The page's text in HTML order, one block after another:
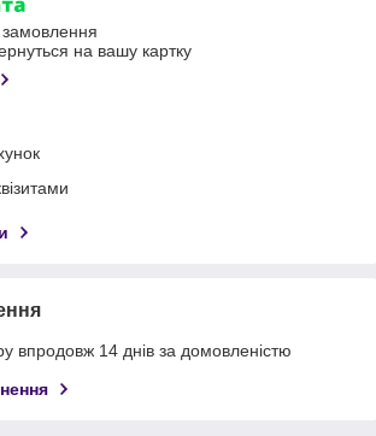
на вашу картку
впродовж 14 днів за домовленістю